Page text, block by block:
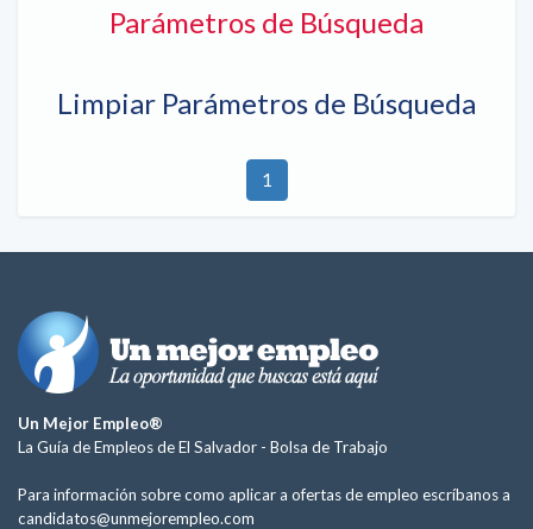
Parámetros de Búsqueda
Limpiar Parámetros de Búsqueda
1
Un Mejor Empleo®
La Guía de Empleos de El Salvador - Bolsa de Trabajo
Para información sobre como aplicar a ofertas de empleo escríbanos a
candidatos@unmejorempleo.com